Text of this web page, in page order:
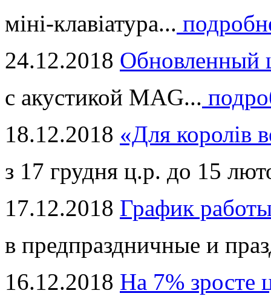
міні-клавіатура...
24.12.2018 Обновленный
с акустикой MAG...
18.12.2018 «Для королів
з 17 грудня ц.р. до 15
17.12.2018 График
в предпраздничные и
16.12.2018 На 7% зросте